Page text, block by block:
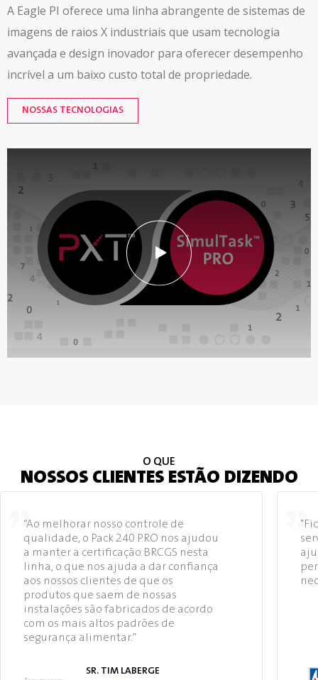
A Eagle PI oferece uma linha abrangente de sistemas de
imagens de raios X industriais que usam tecnologia
avançada e design inovador para oferecer desempenho
incrível a um baixo custo total de propriedade.
NOSSAS TECNOLOGIAS
O QUE
NOSSOS CLIENTES ESTÃO DIZENDO
“Ao melhorar nosso controle de
qualidade, o Pack 240 PRO nos ajudou
a manter a certificação BRCGS nesta
linha, o que nos ajuda a dar confiança
aos nossos clientes de que os
produtos que saem de nossas
instalações são fabricados de acordo
com os mais altos padrões de
segurança alimentar.”
SR. TIM LABERGE